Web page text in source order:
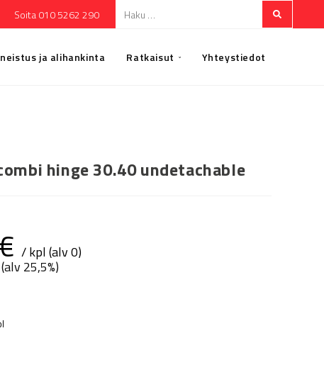
Soita 010 5262 290
ja alihankinta Ratkaisut Yhteystiedot
hinge 30.40 undetachable
€ / kpl (alv 0)
25,5%)